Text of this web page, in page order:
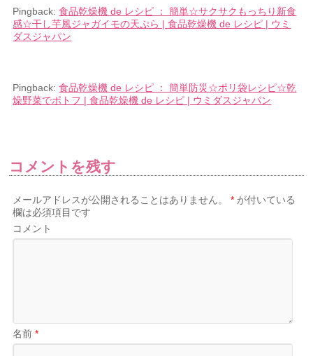
Pingback:食品乾燥機 de レシピ ： 簡単☆サクサクもっちり新食
感☆干し芋風ジャガイモの天ぷら | 食品乾燥機 de レシピ | ウミ
ダスジャパン
Pingback:食品乾燥機 de レシピ ： 簡単防災☆ポリ袋レシピ☆乾
燥野菜でポトフ | 食品乾燥機 de レシピ | ウミダスジャパン
コメントを残す
メールアドレスが公開されることはありません。 * が付いている
欄は必須項目です
コメント
名前*